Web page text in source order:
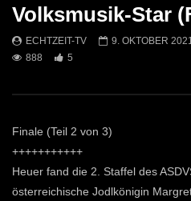
irgendwann (Nena Cover)
ECHTZEIT-TV
Volksmusik-Star
ECHTZEIT-TV 9. OKTOBER
888
5
Finale (Teil 2 von 3)
+++++++++++
Heuer fand die 2. Staffel des
österreichische Jodlkönigin